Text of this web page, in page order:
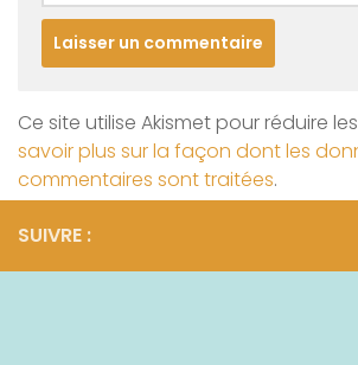
Ce site utilise Akismet pour réduire
savoir plus sur la façon dont les
commentaires sont traitées.
SUIVRE :